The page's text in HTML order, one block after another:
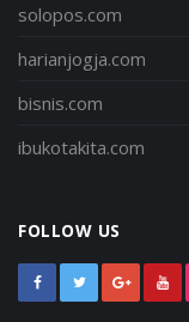
solopos.com
harianjogja.com
bisnis.com
ibukotakita.com
FOLLOW US